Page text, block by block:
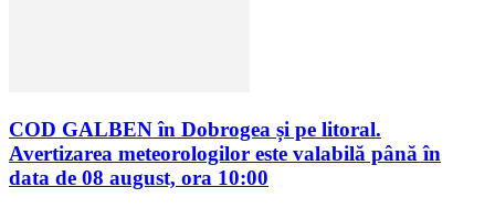
COD GALBEN în Dobrogea și pe litoral.
Avertizarea meteorologilor este valabilă până în
data de 08 august, ora 10:00